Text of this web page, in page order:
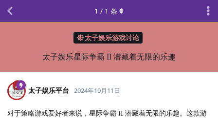
太子娱乐游戏讨论
太子娱乐星际争霸 II 潜藏着无限的乐趣
1 / 1 条
太子娱乐平台 2024年10月11日
对于策略游戏爱好者来说，星际争霸 II 潜藏着无限的乐趣。这款游